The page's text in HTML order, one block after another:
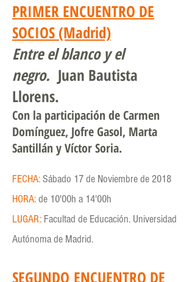
PRIMER ENCUENTRO DE
SOCIOS (Madrid)
Entre el blanco y el
negro. Juan Bautista
Llorens.
Con la participación de Carmen
Domínguez, Jofre Gasol, Marta
Santillán y Víctor Soria.
FECHA:Sábado 17 de Noviembre de 2018
HORA:de 10'00h a 14'00h
LUGAR: Facultad de Educación. Universidad
Autónoma de Madrid.
SEGUNDO ENCUENTRO DE